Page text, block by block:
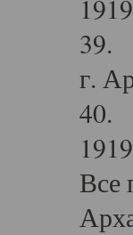
39.
г.
40.
Все